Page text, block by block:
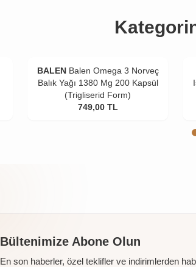
BALEN Balen Omega 3 Norveç
Balık Yağı 1380 Mg 200 Kapsül
(Trigliserid Form)
749,00 TL
Bültenimize Abone Olun
En son haberler, özel teklifler ve indirimlerden